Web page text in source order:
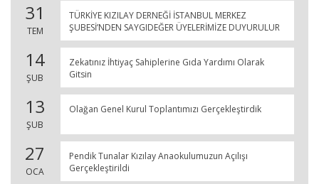
31
TEM
TÜRKİYE KIZILAY DERNEĞİ İSTANBUL MERKEZ
ŞUBESİ’NDEN SAYGIDEĞER ÜYELERİMİZE DUYURULUR
14
ŞUB
Zekatınız İhtiyaç Sahiplerine Gıda Yardımı Olarak
Gitsin
13
ŞUB
Olağan Genel Kurul Toplantımızı Gerçekleştirdik
27
OCA
Pendik Tunalar Kızılay Anaokulumuzun Açılışı
Gerçekleştirildi